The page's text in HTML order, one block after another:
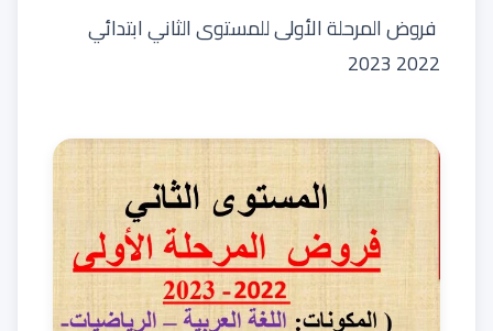
فروض المرحلة الأولى للمستوى الثاني ابتدائي
2022 2023